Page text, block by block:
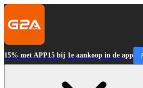
15% met APP15 bij 1e aankoop in de app